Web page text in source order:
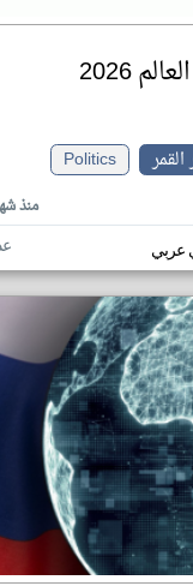
2026
Politics
منذ
عربي